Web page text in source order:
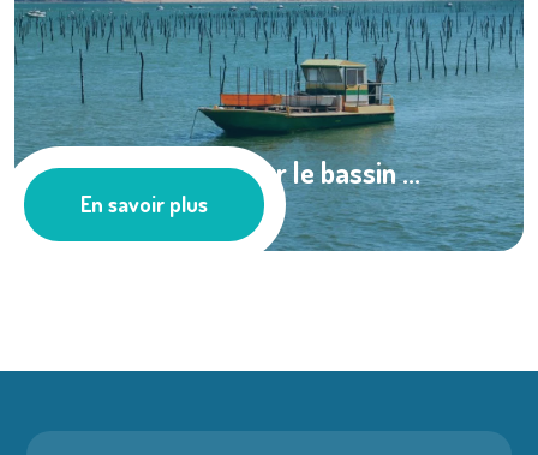
Le CREAA arrive sur le bassin ...
Les actus
En savoir plus